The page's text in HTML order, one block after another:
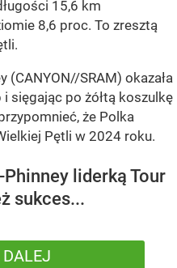
15,6 km
8,6 proc. To zresztą
(CANYON//SRAM) okazała
sięgając po żółtą koszulkę
że Polka
Pętli w 2024 roku.
liderką Tour
sukces...